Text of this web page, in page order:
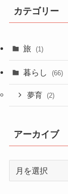
カテゴリー
旅 (1)
暮らし (66)
夢育 (2)
アーカイブ